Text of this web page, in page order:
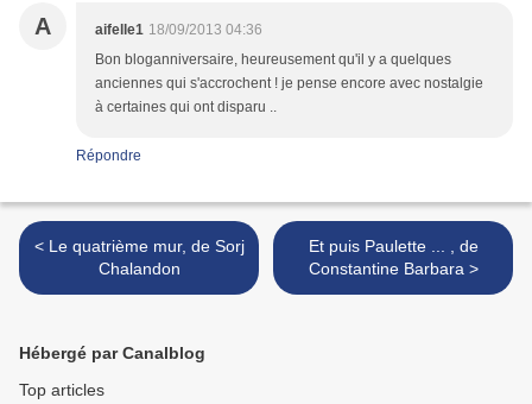
A aifelle1 18/09/2013 04:36
Bon bloganniversaire, heureusement qu'il y a quelques
anciennes qui s'accrochent ! je pense encore avec nostalgie
à certaines qui ont disparu ..
Répondre
< Le quatrième mur, de Sorj
Chalandon
Et puis Paulette ... , de
Constantine Barbara >
Hébergé par Canalblog
Top articles